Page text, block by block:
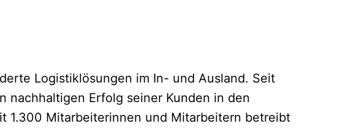
Logistiklösungen im In- und Ausland. Seit
nachhaltigen Erfolg seiner Kunden in den
1.300 Mitarbeiterinnen und Mitarbeitern betreibt